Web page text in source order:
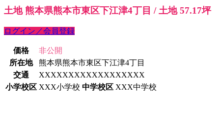
土地 熊本県熊本市東区下江津4丁目 / 土地 57.17坪
ログイン／会員登録
価格
非公開
所在地
熊本県熊本市東区下江津4丁目
交通
XXXXXXXXXXXXXXXXXX
小学校区 XXX小学校 中学校区 XXX中学校